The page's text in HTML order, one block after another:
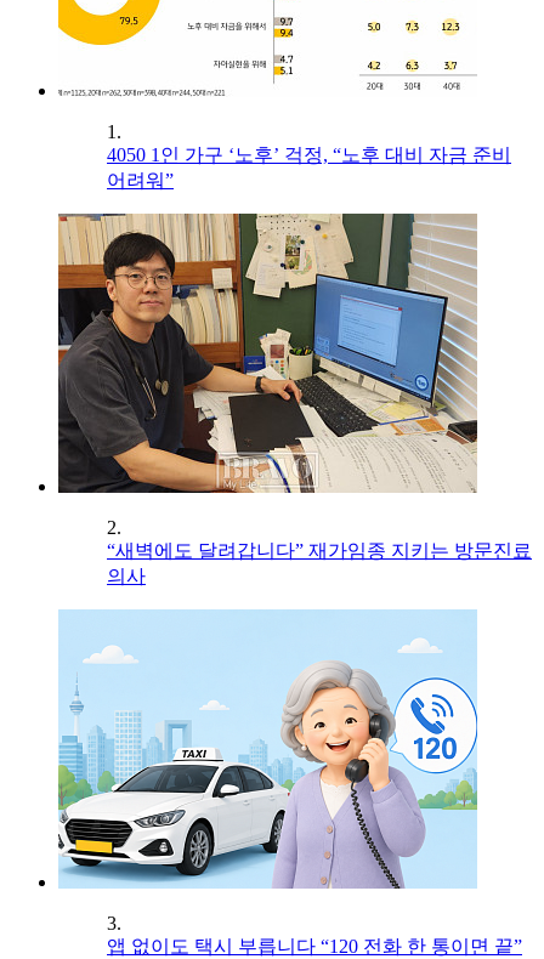
1.
4050 1인 가구 ‘노후’ 걱정, “노후 대비 자금 준비
어려워”
2.
“새벽에도 달려갑니다” 재가임종 지키는 방문진료
의사
3.
앱 없이도 택시 부릅니다 “120 전화 한 통이면 끝”